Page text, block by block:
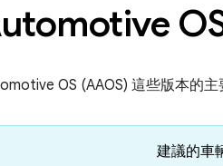
OS (AAOS) 這些版本的主
建議的車